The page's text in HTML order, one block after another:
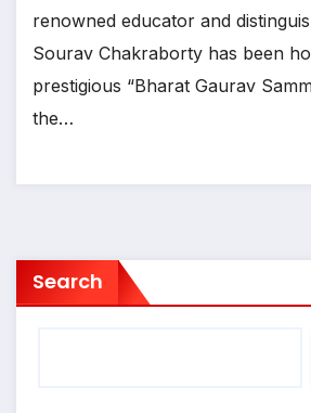
renowned educator and
Sourav Chakraborty has been
prestigious “Bharat Gaurav
the…
Search